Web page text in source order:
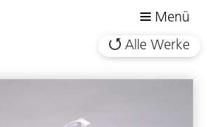
Menü
Alle Werke